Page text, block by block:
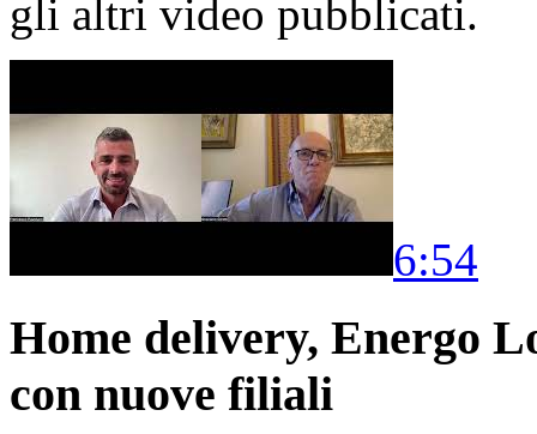
gli altri video pubblicati.
6:54
Home delivery, Energo
con nuove filiali